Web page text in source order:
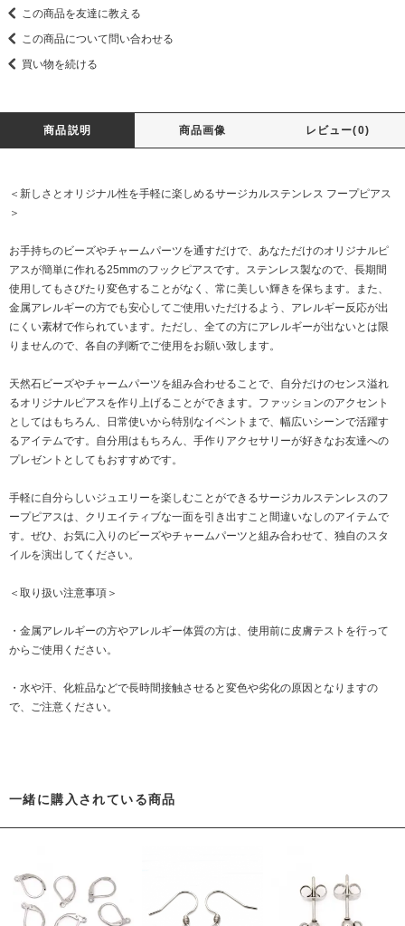
この商品を友達に教える
この商品について問い合わせる
買い物を続ける
商品説明 商品画像 レビュー(0)
＜新しさとオリジナル性を手軽に楽しめるサージカルステンレス フープピアス
＞
お手持ちのビーズやチャームパーツを通すだけで、あなただけのオリジナルピ
アスが簡単に作れる25mmのフックピアスです。ステンレス製なので、長期間
使用してもさびたり変色することがなく、常に美しい輝きを保ちます。また、
金属アレルギーの方でも安心してご使用いただけるよう、アレルギー反応が出
にくい素材で作られています。ただし、全ての方にアレルギーが出ないとは限
りませんので、各自の判断でご使用をお願い致します。
天然石ビーズやチャームパーツを組み合わせることで、自分だけのセンス溢れ
るオリジナルピアスを作り上げることができます。ファッションのアクセント
としてはもちろん、日常使いから特別なイベントまで、幅広いシーンで活躍す
るアイテムです。自分用はもちろん、手作りアクセサリーが好きなお友達への
プレゼントとしてもおすすめです。
手軽に自分らしいジュエリーを楽しむことができるサージカルステンレスのフ
ープピアスは、クリエイティブな一面を引き出すこと間違いなしのアイテムで
す。ぜひ、お気に入りのビーズやチャームパーツと組み合わせて、独自のスタ
イルを演出してください。
＜取り扱い注意事項＞
・金属アレルギーの方やアレルギー体質の方は、使用前に皮膚テストを行って
からご使用ください。
・水や汗、化粧品などで長時間接触させると変色や劣化の原因となりますの
で、ご注意ください。
一緒に購入されている商品